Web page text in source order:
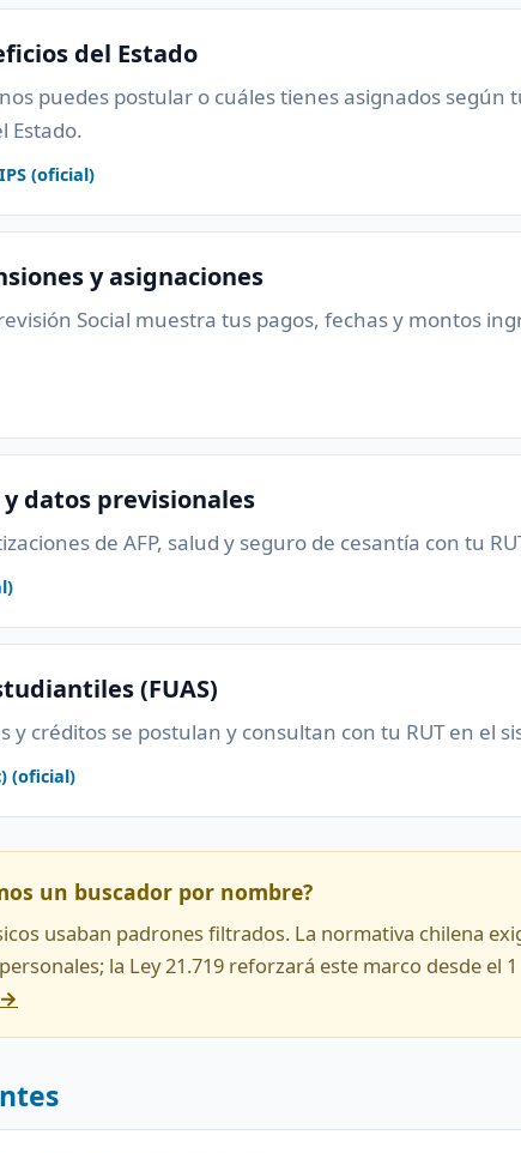
del Estado
puedes postular o cuáles tienes asignados según
Estado.
(oficial)
y asignaciones
Social muestra tus pagos, fechas y montos
datos previsionales
de AFP, salud y seguro de cesantía con tu
(FUAS)
y créditos se postulan y consultan con tu RUT en el
(oficial)
un buscador por nombre?
usaban padrones filtrados. La normativa chilena
la Ley 21.719 reforzará este marco desde el